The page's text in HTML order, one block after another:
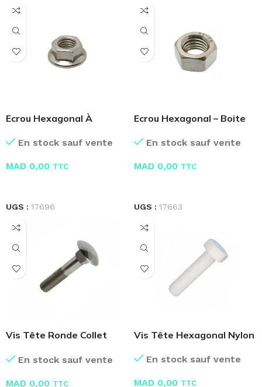
Ecrou Hexagonal À
En stock sauf vente
MAD 0,00 TTC
UGS : 17696
Ecrou Hexagonal – Boite
En stock sauf vente
MAD 0,00 TTC
UGS : 17663
Vis Tête Ronde Collet
En stock sauf vente
MAD 0,00 TTC
Vis Tête Hexagonal Nylon
En stock sauf vente
MAD 0,00 TTC